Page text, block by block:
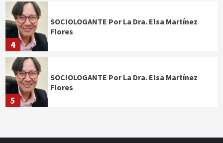
4
SOCIOLOGANTE Por La Dra. Elsa Martínez
Flores
5
SOCIOLOGANTE Por La Dra. Elsa Martínez
Flores